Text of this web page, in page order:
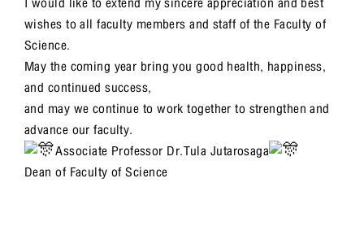
wishes to all faculty members and staff of the Faculty of
Science.
May the coming year bring you good health, happiness,
and continued success,
and may we continue to work together to strengthen and
advance our faculty.
Associate Professor Dr.Tula Jutarosaga
Dean of Faculty of Science